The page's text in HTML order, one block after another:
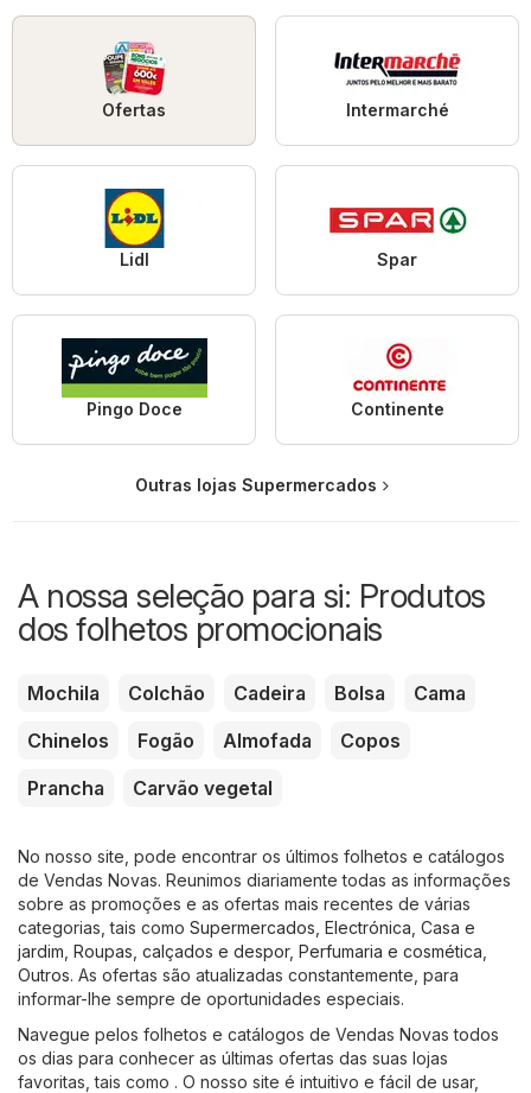
Ofertas Intermarché
Lidl Spar
Pingo Doce Continente
Outras lojas Supermercados
A nossa seleção para si: Produtos
dos folhetos promocionais
Mochila Colchão Cadeira Bolsa
Cama
Chinelos
Fogão Almofada
Copos
Prancha
Carvão vegetal
No nosso site, pode encontrar os últimos folhetos e catálogos
de Vendas Novas. Reunimos diariamente todas as informações
sobre as promoções e as ofertas mais recentes de várias
categorias, tais como Supermercados Electrónica Casa e
jardim Roupas, calçados e despor, Perfumaria e cosmética
Outros. As ofertas são atualizadas constantemente, para
informar-lhe sempre de oportunidades especiais.
Navegue pelos folhetos e catálogos de Vendas Novas todos
os dias para conhecer as últimas ofertas das suas lojas
favoritas, tais como . O nosso site é intuitivo e fácil de usar,